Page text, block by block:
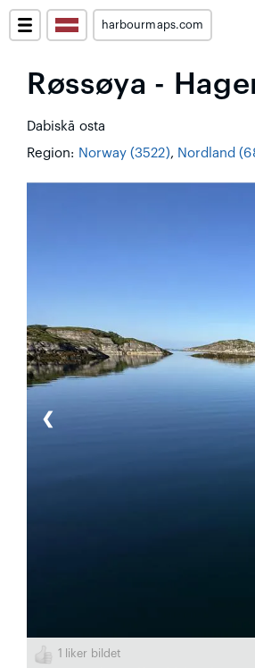
harbourmaps.com
Røssøya -
Dabiskā osta
Region: Norway (3522), Nordland
❮
1 liker bildet